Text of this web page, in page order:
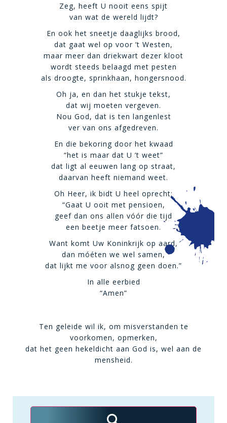
Zeg, heeft U nooit eens spijt
van wat de wereld lijdt?
En ook het sneetje daaglijks brood,
dat gaat wel op voor ’t Westen,
maar meer dan driekwart dezer kloot
wordt steeds belaagd met pesten
als droogte, sprinkhaan, hongersnood.
Oh ja, en dan het stukje tekst,
dat wij moeten vergeven.
Nou God, dat is ten langenlest
ver van ons afgedreven.
En die bekoring door het kwaad
“het is maar dat U ’t weet”
dat ligt al eeuwen lang op straat,
daarvan heeft niemand weet.
Oh Heer, ik bidt U heel oprecht:
“Gaat U ooit met pensioen,
geef dan ons allen vóór die tijd
een beetje meer fatsoen.
Want komt Uw Koninkrijk op aard,
dan móéten we wel samen,
dat lijkt me voor alsnog geen doen.”
In alle eerbied
“Amen”
Ten geleide wil ik, om misverstanden te
voorkomen, opmerken,
dat het geen hekeldicht aan God is, wel aan de
mensheid.